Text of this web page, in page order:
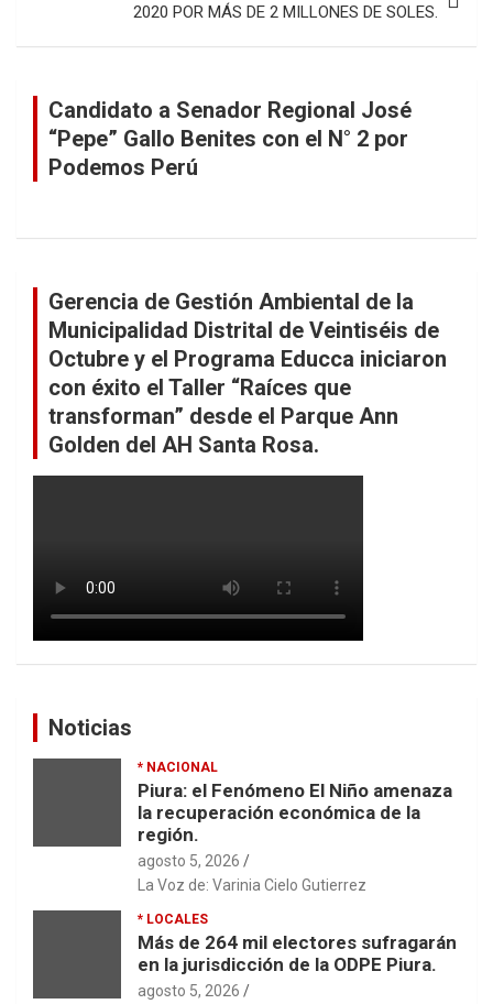
2020 POR MÁS DE 2 MILLONES DE SOLES.
Candidato a Senador Regional José
“Pepe” Gallo Benites con el N° 2 por
Podemos Perú
Gerencia de Gestión Ambiental de la
Municipalidad Distrital de Veintiséis de
Octubre y el Programa Educca iniciaron
con éxito el Taller “Raíces que
transforman” desde el Parque Ann
Golden del AH Santa Rosa.
Noticias
* NACIONAL
Piura: el Fenómeno El Niño amenaza
la recuperación económica de la
región.
agosto 5, 2026
La Voz de: Varinia Cielo Gutierrez
* LOCALES
Más de 264 mil electores sufragarán
en la jurisdicción de la ODPE Piura.
agosto 5, 2026